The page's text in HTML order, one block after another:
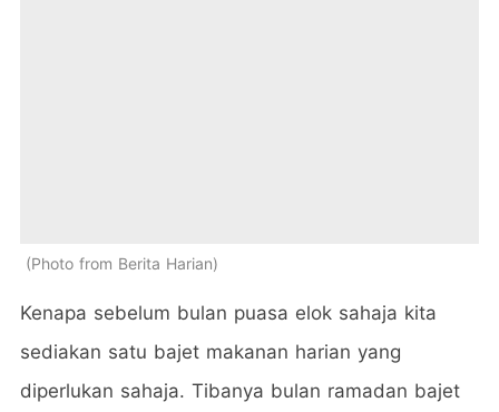
Photo from Berita Harian
Kenapa sebelum bulan puasa elok sahaja kita
sediakan satu bajet makanan harian yang
diperlukan sahaja. Tibanya bulan ramadan bajet